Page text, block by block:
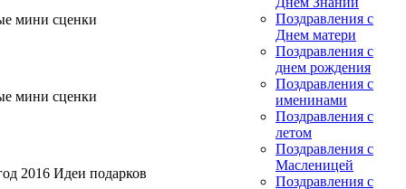
мини сценки
мини сценки
2016 Идеи подарков
Поздравления с
Днем матери
Поздравления с
днем рождения
Поздравления с
именинами
Поздравления с
летом
Поздравления с
Масленицей
Поздравления с